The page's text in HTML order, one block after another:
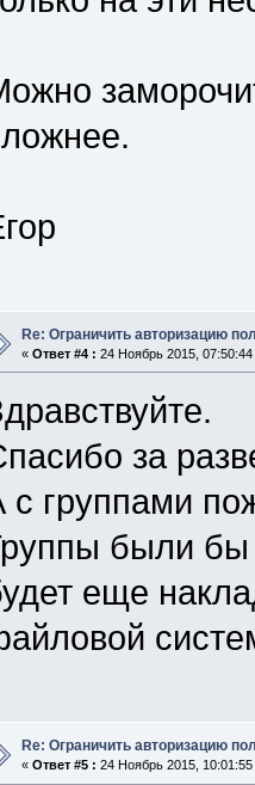
Re: Ограничить авторизацию
« Ответ #4 : 24 Ноябрь 2015, 07:50:44
за
с группами
были бы
еще
Re: Ограничить авторизацию
« Ответ #5 : 24 Ноябрь 2015, 10:01:55